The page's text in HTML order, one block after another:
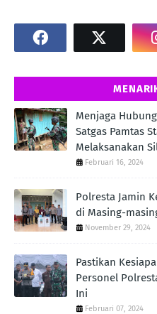
Menjaga
Satgas Pamtas
Melaksanakan
Februari 16, 2024
Polresta Jamin
di Masing-
November 29, 2024
Pastikan
Personel
Ini
Februari 07, 2024